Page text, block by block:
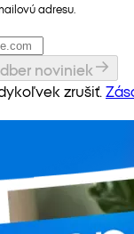
adresu.
noviniek
zrušiť.